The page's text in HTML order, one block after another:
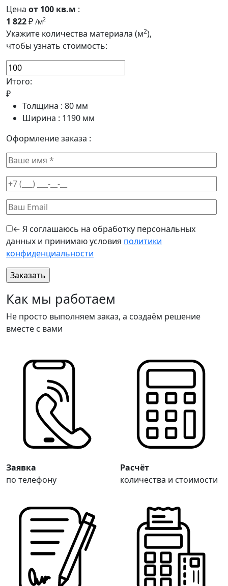
Цена от 100 кв.м :
1 822₽ /м2
Укажите количества материала (м2),
чтобы узнать стоимость:
Итого:
₽
Толщина : 80 мм
Ширина : 1190 мм
Оформление заказа :
← Я соглашаюсь на обработку персональных
данных и принимаю условия политики
конфиденциальности
Как мы работаем
Не просто выполняем заказ, а создаём решение
вместе с вами
Заявка
по телефону
Расчёт
количества и стоимости